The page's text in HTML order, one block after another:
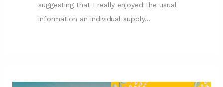
suggesting that I really enjoyed the usual
information an individual supply…